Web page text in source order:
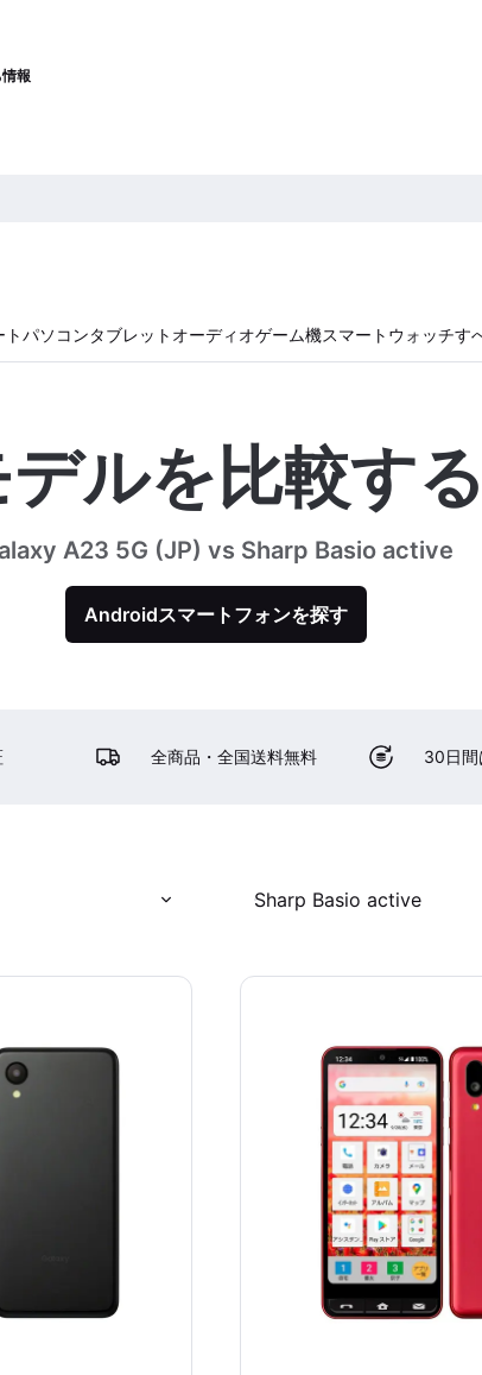
報
トパソコンタブレット オーディオゲーム機スマートウォッチす
デルを比較す
A23 5G (JP) vs Sharp Basio active
Androidスマートフォンを探す
全商品・全国送料無料 30日間
Sharp Basio active